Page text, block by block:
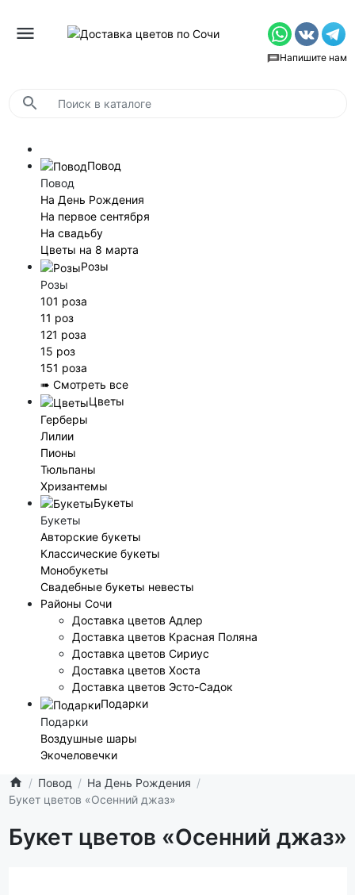
Напишите нам
Повод
Повод
На День Рождения
На первое сентября
На свадьбу
Цветы на 8 марта
Розы
Розы
101 роза
11 роз
121 роза
15 роз
151 роза
➠ Смотреть все
Цветы
Герберы
Лилии
Пионы
Тюльпаны
Хризантемы
Букеты
Букеты
Авторские букеты
Классические букеты
Монобукеты
Свадебные букеты невесты
Районы Сочи
Доставка цветов Адлер
Доставка цветов Красная Поляна
Доставка цветов Сириус
Доставка цветов Хоста
Доставка цветов Эсто-Садок
Подарки
Подарки
Воздушные шары
Экочеловечки
Повод
На День Рождения
Букет цветов «Осенний джаз»
Букет цветов «Осенний джаз»